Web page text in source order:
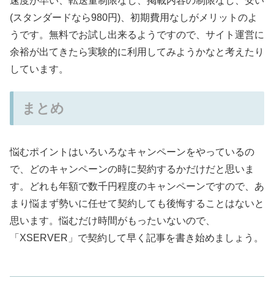
(スタンダードなら980円)、初期費用なしがメリットのよ
うです。無料でお試し出来るようですので、サイト運営に
余裕が出てきたら実験的に利用してみようかなと考えたり
しています。
まとめ
悩むポイントはいろいろなキャンペーンをやっているの
で、どのキャンペーンの時に契約するかだけだと思いま
す。どれも年額で数千円程度のキャンペーンですので、あ
まり悩まず勢いに任せて契約しても後悔することはないと
思います。悩むだけ時間がもったいないので、
「XSERVER」で契約して早く記事を書き始めましょう。